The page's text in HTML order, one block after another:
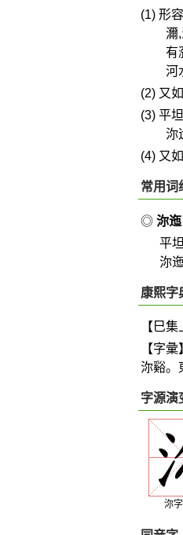
(1) 形
濔
有
河
(2) 又
(3) 平坦
沵
(4) 又
常用词
◎ 沵迤
平
沵
康熙字
【巳
【字
沵谿。
字源演
沵